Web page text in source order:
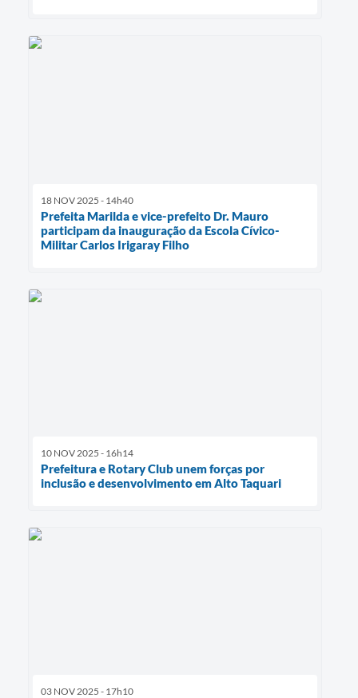
18 NOV 2025 - 14h40
Prefeita Marilda e vice-prefeito Dr. Mauro
participam da inauguração da Escola Cívico-
Militar Carlos Irigaray Filho
10 NOV 2025 - 16h14
Prefeitura e Rotary Club unem forças por
inclusão e desenvolvimento em Alto Taquari
03 NOV 2025 - 17h10